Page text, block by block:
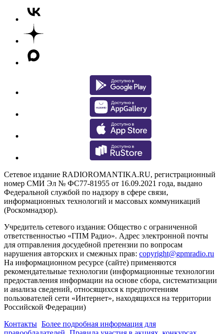
Сетевое издание RADIOROMANTIKA.RU, регистрационный
номер СМИ Эл № ФС77-81955 от 16.09.2021 года, выдано
Федеральной службой по надзору в сфере связи,
информационных технологий и массовых коммуникаций
(Роскомнадзор).
Учредитель сетевого издания: Общество с ограниченной
ответственностью «ГПМ Радио». Адрес электронной почты
для отправления досудебной претензии по вопросам
нарушения авторских и смежных прав: copyright@gpmradio.ru
На информационном ресурсе (сайте) применяются
рекомендательные технологии (информационные технологии
предоставления информации на основе сбора, систематизации
и анализа сведений, относящихся к предпочтениям
пользователей сети «Интернет», находящихся на территории
Российской Федерации)
Контакты Более подробная информация для